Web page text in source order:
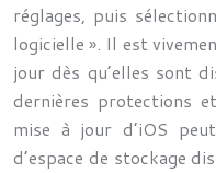
réglages, puis
logicielle ». Il est
jour dès qu’elles sont
dernières protections
mise à jour d’iOS
d’espace de stockage